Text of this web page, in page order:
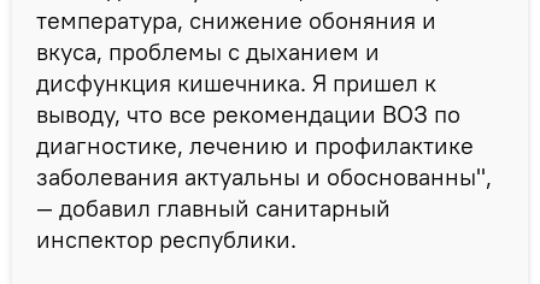
температура, снижение обоняния и
вкуса, проблемы с дыханием и
дисфункция кишечника. Я пришел к
выводу, что все рекомендации ВОЗ по
диагностике, лечению и профилактике
заболевания актуальны и обоснованны",
— добавил главный санитарный
инспектор республики.